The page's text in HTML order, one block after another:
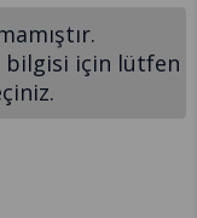
bilgisi için lütfen